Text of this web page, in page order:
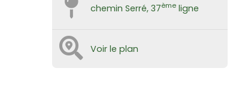
chemin Serré, 37ème ligne
Voir le plan